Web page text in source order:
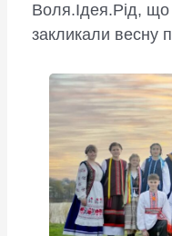
Воля.Ідея.Рід,
закликали весну